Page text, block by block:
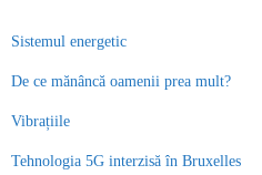
Sistemul energetic
De ce mănâncă oamenii prea mult?
Vibrațiile
Tehnologia 5G interzisă în Bruxelles